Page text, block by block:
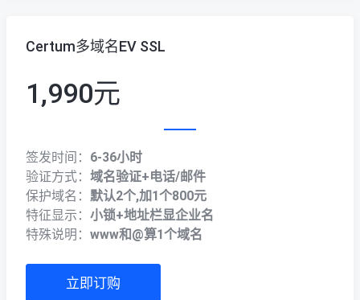
Certum多域名EV SSL
1,990元
签发时间： 6-36小时
验证方式： 域名验证+电话/邮件
保护域名： 默认2个,加1个800元
特征显示： 小锁+地址栏显企业名
特殊说明： www和@算1个域名
立即订购